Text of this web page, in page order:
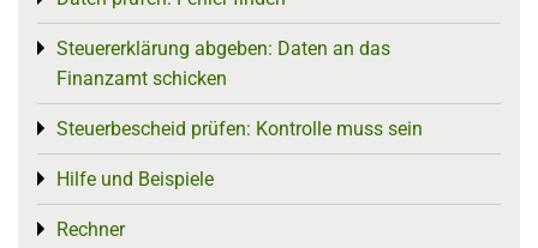
Steuererklärung abgeben: Daten an das
Finanzamt schicken
Toggle menu
Steuerbescheid prüfen: Kontrolle muss sein
Toggle menu
Hilfe und Beispiele
Toggle menu
Rechner
Toggle menu